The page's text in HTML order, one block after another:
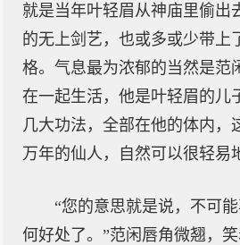
就是当年叶轻眉从神庙里偷出
的无上剑艺，也或多或少带上
格。气息最为浓郁的当然是范
在一起生活，他是叶轻眉的儿
几大功法，全部在他的体内，
万年的仙人，自然可以很轻易
“您的意思就是说，不可
何好处了。”范闲唇角微翘，